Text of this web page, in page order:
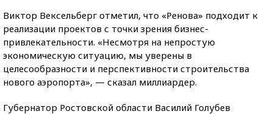
Виктор Вексельберг отметил, что «Ренова» подходит к
реализации проектов с точки зрения бизнес-
привлекательности. «Несмотря на непростую
экономическую ситуацию, мы уверены в
целесообразности и перспективности строительства
нового аэропорта», — сказал миллиардер.
Губернатор Ростовской области Василий Голубев